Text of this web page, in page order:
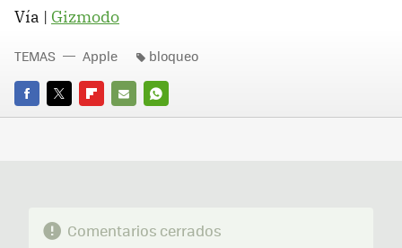
Vía | Gizmodo
FACEBOOK
TWITTERFLIPBOARD
E-
WHATSAPP
TEMAS Apple bloqueo
Comentarios cerrados